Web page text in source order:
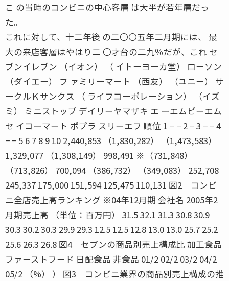
こ の当時のコンビニの中心客層 は大半が若年層だっ
た。
これに対して、十二年後 の二〇〇五年二月期には、 最
大の来店客層はやはり二 〇才台の二九％だが、これ セ
ブンイレブン （イオン） （ イトーヨーカ堂） ローソン
（ダイエー） フ ァミリーマート （西友） （ユニー） サ
ークルＫサンクス （ ライフコーポレーション） （イズ
ミ） ミニストップ デイリーヤマザキ エ ーエムピーエム
セ イコーマート ポプラ スリーエフ 順位 1 − − 2 − 3 − − 4
− − 5 6 7 8 9 10 2,440,853 （1,830,282） （1,473,583）
1,329,077 （1,308,149） 998,491 ※（731,848）
（713,826） 700,094 （386,732） （349,083） 252,708
245,337 175,000 151,594 125,475 110,131 図2 コンビ
ニ全店売上高ランキング ※04年12月期 会社名 2005年2
月期売上高 （単位：百万円） 31.5 32.1 31.3 30.8 30.9
30.3 30.2 30.3 29.9 29.3 12.5 12.5 12.8 13.0 13.0 25.7 25.2
25.6 26.3 26.8 図4 セブンの商品別売上構成比 加工食品
ファーストフード 日配食品 非食品 01/2 02/2 03/2 04/2
05/2 （%） ） 図3 コンビニ業界の商品別売上構成の推